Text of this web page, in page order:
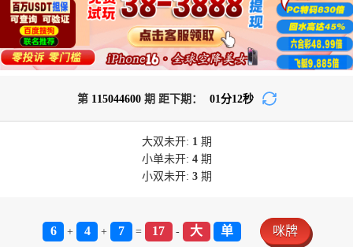
第 115044600期 距下期： 01 分12秒
大双未开: 1 期
小单未开: 4期
小双未开: 3期
6 + 4 + 7 = 17 - 大 单 咪牌